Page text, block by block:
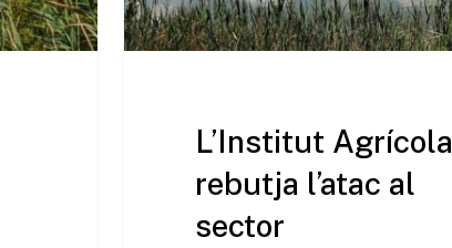
L’Institut Agrícola
rebutja l’atac al
sector